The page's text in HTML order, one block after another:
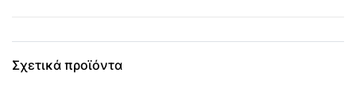
Σχετικά προϊόντα